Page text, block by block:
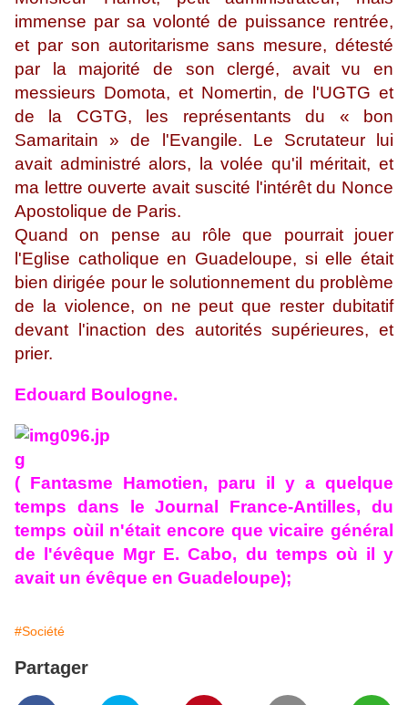
immense par sa volonté de puissance rentrée,
et par son autoritarisme sans mesure, détesté
par la majorité de son clergé, avait vu en
messieurs Domota, et Nomertin, de l'UGTG et
de la CGTG, les représentants du « bon
Samaritain » de l'Evangile. Le Scrutateur lui
avait administré alors, la volée qu'il méritait, et
ma lettre ouverte avait suscité l'intérêt du Nonce
Apostolique de Paris.
Quand on pense au rôle que pourrait jouer
l'Eglise catholique en Guadeloupe, si elle était
bien dirigée pour le solutionnement du problème
de la violence, on ne peut que rester dubitatif
devant l'inaction des autorités supérieures, et
prier.
Edouard Boulogne.
( Fantasme Hamotien, paru il y a quelque
temps dans le Journal France-Antilles, du
temps oùil n'était encore que vicaire général
de l'évêque Mgr E. Cabo, du temps où il y
avait un évêque en Guadeloupe);
#Société
Partager